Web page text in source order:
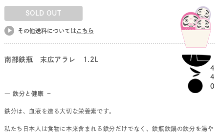
SOLD OUT
その他送料については こちら
南部鉄瓶 末広アラレ 1.2L
― 鉄分と健康 －
鉄分は、血液を造る大切な栄養素です。
私たち日本人は食物に本来含まれる鉄分だけでなく、鉄瓶鉄鍋の鉄分を湯や